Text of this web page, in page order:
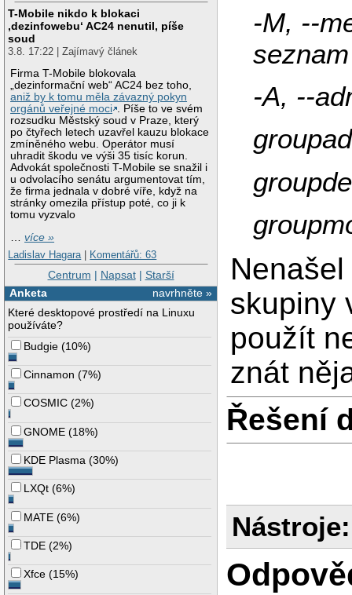
T-Mobile nikdo k blokaci
‚dezinfowebu‘ AC24 nenutil, píše
soud
3.8. 17:22 | Zajímavý článek
Firma T-Mobile blokovala
„dezinformační web“ AC24 bez toho,
aniž by k tomu měla závazný pokyn
orgánů veřejné moci . Píše to ve svém
rozsudku Městský soud v Praze, který
po čtyřech letech uzavřel kauzu blokace
zmíněného webu. Operátor musí
uhradit škodu ve výši 35 tisíc korun.
Advokát společnosti T-Mobile se snažil i
u odvolacího senátu argumentovat tím,
že firma jednala v dobré víře, když na
stránky omezila přístup poté, co ji k
tomu vyzvalo
…více »
Ladislav Hagara | Komentářů: 63
Centrum | Napsat| Starší
navrhněte »
Anketa
Které desktopové prostředí na Linuxu
používáte?
Budgie (10%)
Cinnamon (7%)
COSMIC (2%)
GNOME (18%)
KDE Plasma (30%)
LXQt (6%)
MATE (6%)
TDE (2%)
Xfce (15%)
-M, --
-A, --
skupiny
použít
znát
Řešení
Nástroje: